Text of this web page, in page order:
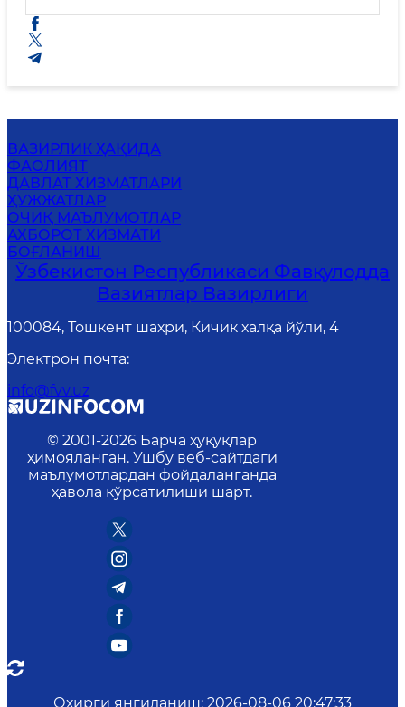
ВАЗИРЛИК ҲАҚИДА
ФАОЛИЯТ
ДАВЛАТ ХИЗМАТЛАРИ
ҲУЖЖАТЛАР
ОЧИҚ МАЪЛУМОТЛАР
АХБОРОТ ХИЗМАТИ
БОҒЛАНИШ
Ўзбекистон Республикаси Фавқулодда
Вазиятлар Вазирлиги
100084, Тошкент шаҳри, Кичик халқа йўли, 4
Электрон почта:
info@fvv.uz
© 2001-2026 Барча ҳуқуқлар
ҳимояланган. Ушбу веб-сайтдаги
маълумотлардан фойдаланганда
ҳавола кўрсатилиши шарт.
Охирги янгиланиш: 2026-08-06 20:47:33